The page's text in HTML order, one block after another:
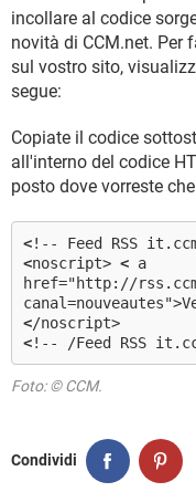
incollare al codice
novità di CCM.net. Per
sul vostro sito,
segue:
Copiate il codice
all'interno del codice
posto dove vorreste
<!-- Feed RSS
<noscript> < a
href="http://
</noscript>
<!-- /Feed RSS
Foto: © CCM.
Condividi